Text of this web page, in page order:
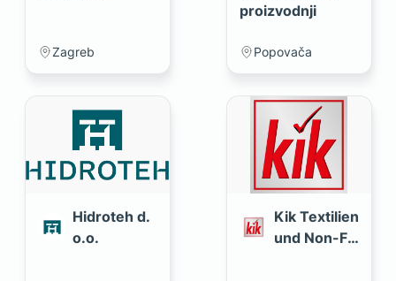
Zagreb
proizvodnji
Popovača
Hidroteh d.
o.o.
Kik Textilien
und Non-Fo